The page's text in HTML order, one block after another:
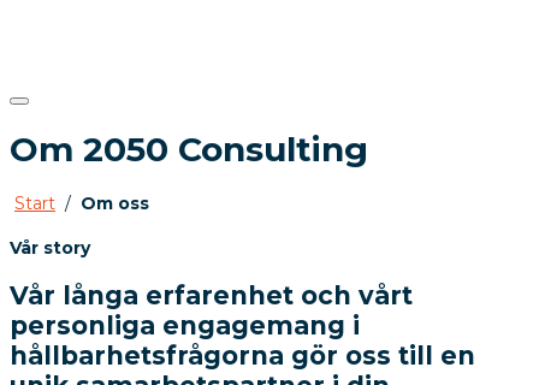
Om 2050 Consulting
Start / Om oss
Vår story
Vår långa erfarenhet och vårt
personliga engagemang i
hållbarhetsfrågorna gör oss till en